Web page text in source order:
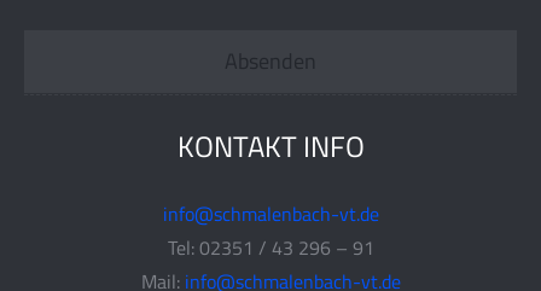
KONTAKT INFO
info@schmalenbach-vt.de
Tel: 02351 / 43 296 – 91
Mail: info@schmalenbach-vt.de